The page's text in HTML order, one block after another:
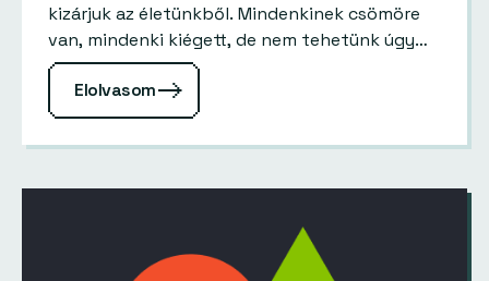
kizárjuk az életünkből. Mindenkinek csömöre
van, mindenki kiégett, de nem tehetünk úgy
mintha nem lenne. Olyan ez,…
Elolvasom